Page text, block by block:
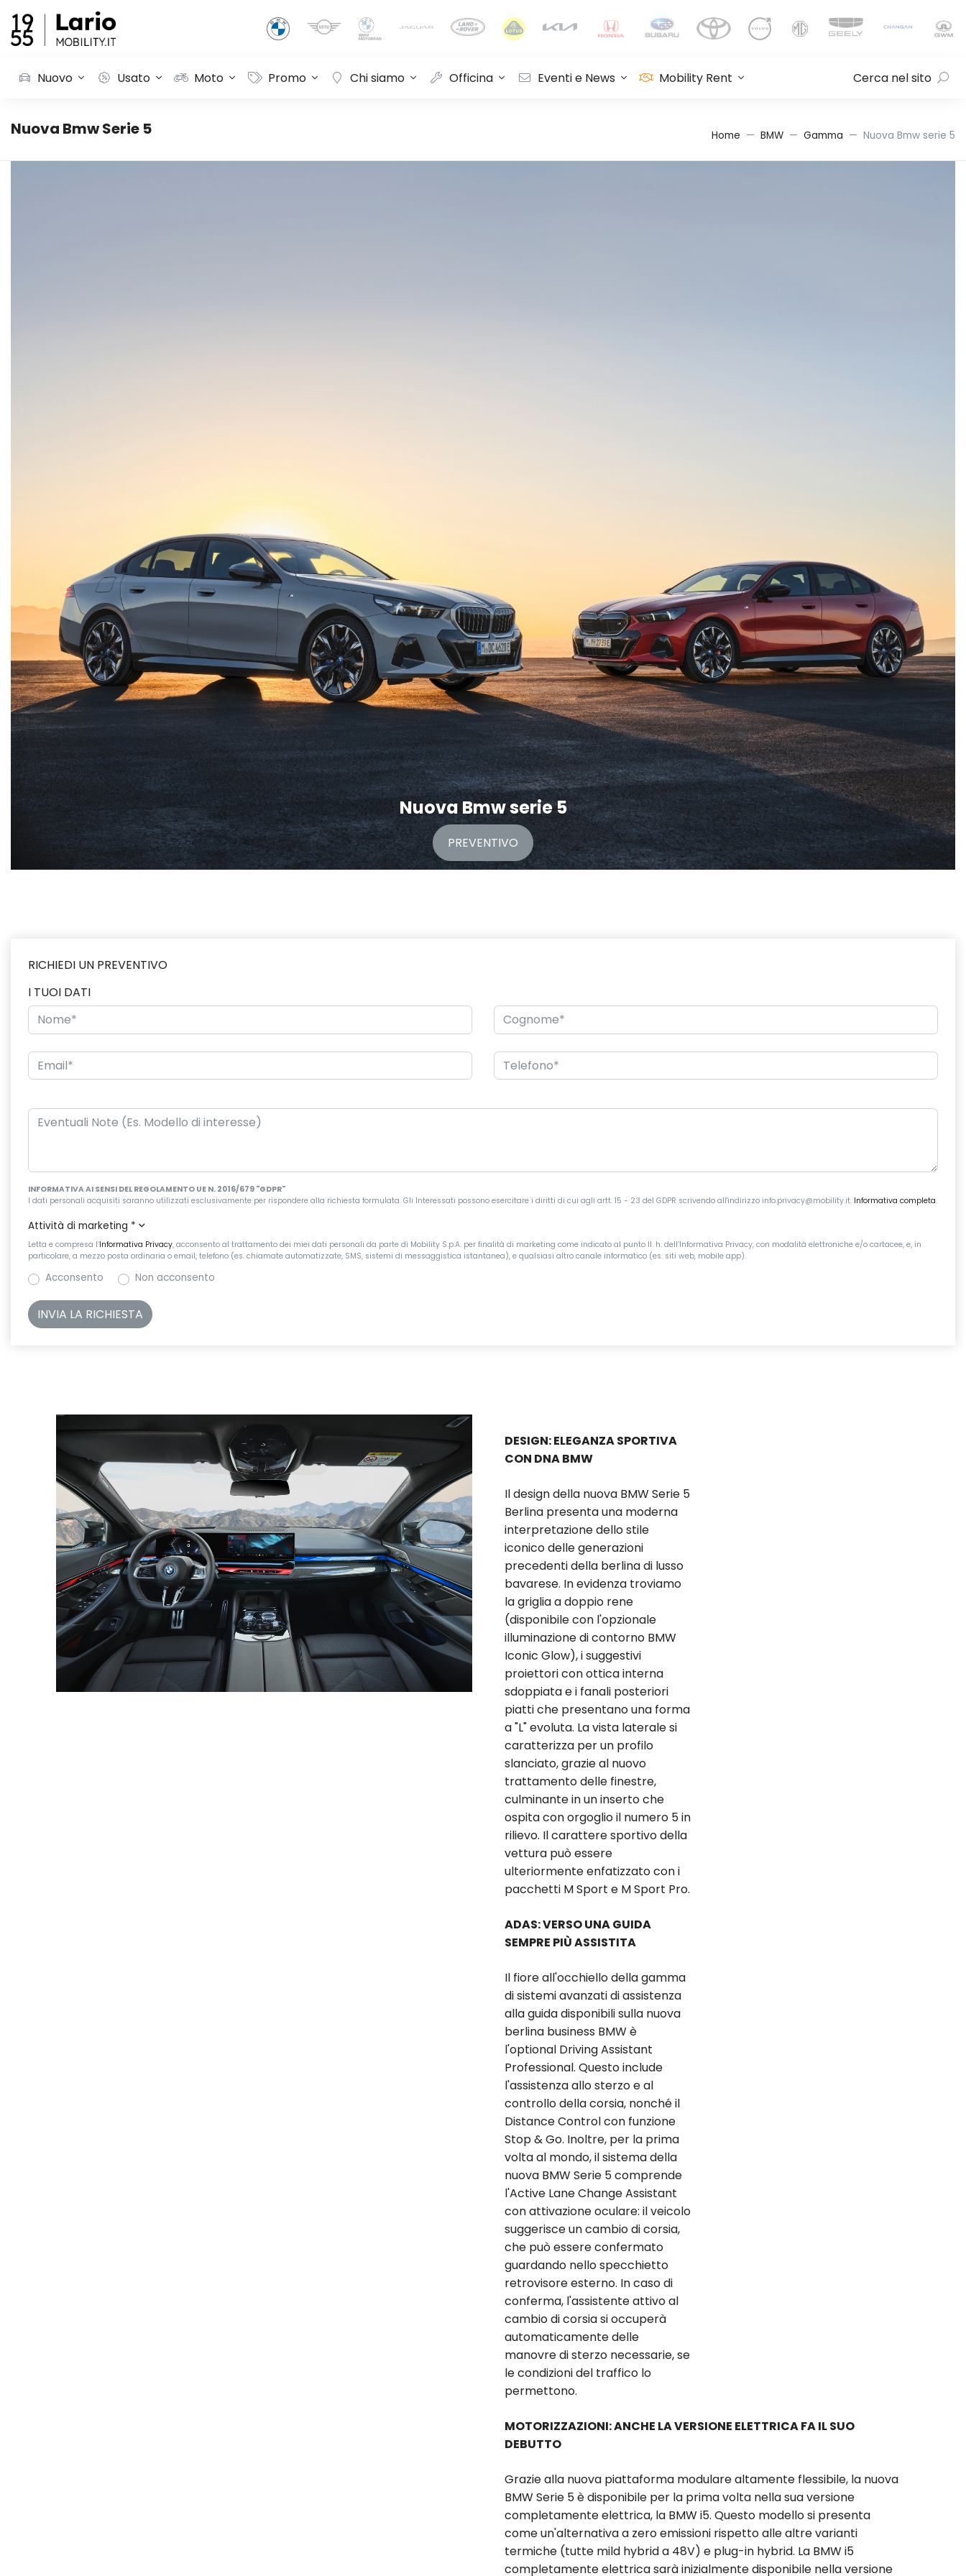
Nuovo Usato Moto Promo Chi siamo Officina Eventi e News Mobility Rent Cerca nel sito
Nuova Bmw Serie 5 Home BMW Gamma Nuova Bmw serie 5
Nuova Bmw serie 5
PREVENTIVO
RICHIEDI UN PREVENTIVO
I TUOI DATI
INFORMATIVA AI SENSI DEL REGOLAMENTO UE N. 2016/679 "GDPR"
I dati personali acquisiti saranno utilizzati esclusivamente per rispondere alla richiesta formulata. Gli Interessati possono esercitare i diritti di cui agli artt. 15 - 23 del GDPR scrivendo all'indirizzo info.privacy@mobility.it. Informativa completa.
Attività di marketing *
Letta e compresa l’Informativa Privacy, acconsento al trattamento dei miei dati personali da parte di Mobility S.p.A. per finalità di marketing come indicato al punto II. h. dell’Informativa Privacy, con modalità elettroniche e/o cartacee, e, in
particolare, a mezzo posta ordinaria o email, telefono (es. chiamate automatizzate, SMS, sistemi di messaggistica istantanea), e qualsiasi altro canale informatico (es. siti web, mobile app).
Acconsento Non acconsento
DESIGN: ELEGANZA SPORTIVA
CON DNA BMW
Il design della nuova BMW Serie 5
Berlina presenta una moderna
interpretazione dello stile
iconico delle generazioni
precedenti della berlina di lusso
bavarese. In evidenza troviamo
la griglia a doppio rene
(disponibile con l'opzionale
illuminazione di contorno BMW
Iconic Glow), i suggestivi
proiettori con ottica interna
sdoppiata e i fanali posteriori
piatti che presentano una forma
a "L" evoluta. La vista laterale si
caratterizza per un profilo
slanciato, grazie al nuovo
trattamento delle finestre,
culminante in un inserto che
ospita con orgoglio il numero 5 in
rilievo. Il carattere sportivo della
vettura può essere
ulteriormente enfatizzato con i
pacchetti M Sport e M Sport Pro.
ADAS: VERSO UNA GUIDA
SEMPRE PIÙ ASSISTITA
Il fiore all'occhiello della gamma
di sistemi avanzati di assistenza
alla guida disponibili sulla nuova
berlina business BMW è
l'optional Driving Assistant
Professional. Questo include
l'assistenza allo sterzo e al
controllo della corsia, nonché il
Distance Control con funzione
Stop & Go. Inoltre, per la prima
volta al mondo, il sistema della
nuova BMW Serie 5 comprende
l'Active Lane Change Assistant
con attivazione oculare: il veicolo
suggerisce un cambio di corsia,
che può essere confermato
guardando nello specchietto
retrovisore esterno. In caso di
conferma, l'assistente attivo al
cambio di corsia si occuperà
automaticamente delle
manovre di sterzo necessarie, se
le condizioni del traffico lo
permettono.
MOTORIZZAZIONI: ANCHE LA VERSIONE ELETTRICA FA IL SUO
DEBUTTO
Grazie alla nuova piattaforma modulare altamente flessibile, la nuova
BMW Serie 5 è disponibile per la prima volta nella sua versione
completamente elettrica, la BMW i5. Questo modello si presenta
come un'alternativa a zero emissioni rispetto alle altre varianti
termiche (tutte mild hybrid a 48V) e plug-in hybrid. La BMW i5
completamente elettrica sarà inizialmente disponibile nella versione